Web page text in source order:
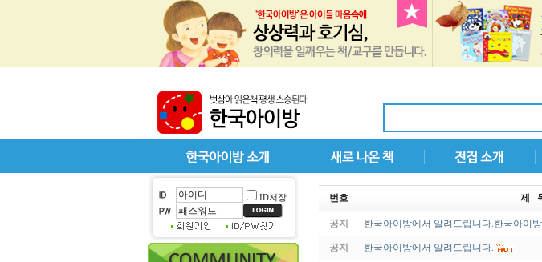
ID저장
번호
제
공지 한국아이방에서 알려드립니다.한국아이
공지 한국아이방에서 알려드립니다.